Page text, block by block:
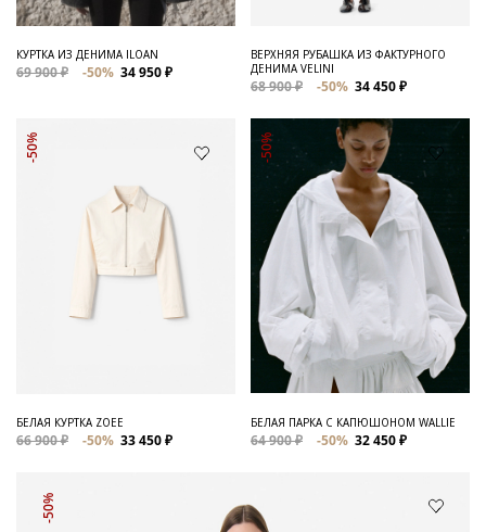
КУРТКА ИЗ ДЕНИМА ILOAN
69 900 ₽ -50% 34 950 ₽
ВЕРХНЯЯ РУБАШКА ИЗ ФАКТУРНОГО
ДЕНИМА VELINI
68 900 ₽ -50% 34 450 ₽
-50%
БЕЛАЯ КУРТКА ZOEE
66 900 ₽ -50% 33 450 ₽
-50%
БЕЛАЯ ПАРКА С КАПЮШОНОМ WALLIE
64 900 ₽ -50% 32 450 ₽
-50%